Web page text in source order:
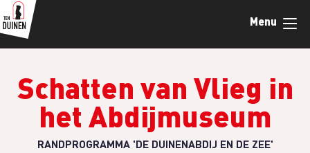
Overslaan
en
naar
gaan
Menu
Schatten van Vlieg in
het Abdijmuseum
RANDPROGRAMMA 'DE DUINENABDIJ EN DE ZEE'